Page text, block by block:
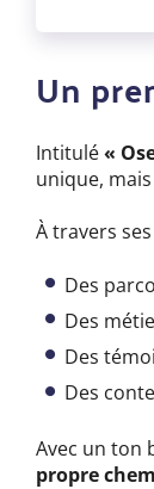
Un
Intitulé«
unique,
À travers
Des
Des
Des
Des
Avec un ton
propre